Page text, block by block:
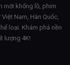
mới khổng lồ, phim
Nam, Hàn Quốc,
loại. Khám phá nền
lượng 4K!